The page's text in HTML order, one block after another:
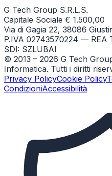
G Tech Group S.R.L.S.
Capitale Sociale € 1.500,00
Via di Gagia 22, 38086
P.IVA 02743570224 — REA
SDI: SZLUBAI
© 2013 – 2026 G Tech
Informatica. Tutti i diritti
Privacy PolicyCookie Policy
CondizioniAccessibilità